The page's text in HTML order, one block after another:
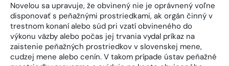
Novelou sa upravuje, že obvinený nie je oprávnený voľne
disponovať s peňažnými prostriedkami, ak orgán činný v
trestnom konaní alebo súd pri vzatí obvineného do
výkonu väzby alebo počas jej trvania vydal príkaz na
zaistenie peňažných prostriedkov v slovenskej mene,
cudzej mene alebo cenín. V takom prípade ústav peňažné